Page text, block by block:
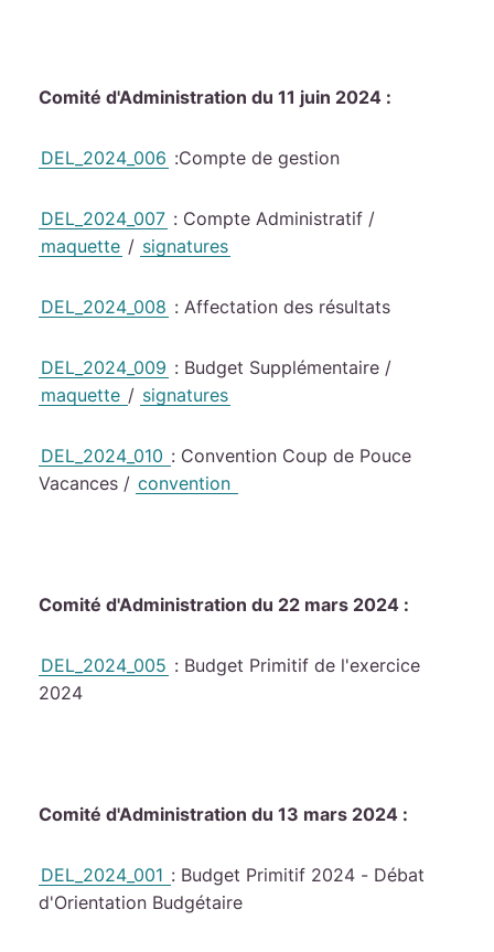
Comité d'Administration du 11 juin 2024 :
DEL_2024_006 :Compte de gestion
DEL_2024_007 : Compte Administratif /
maquette / signatures
DEL_2024_008 : Affectation des résultats
DEL_2024_009 : Budget Supplémentaire /
maquette / signatures
DEL_2024_010 : Convention Coup de Pouce
Vacances / convention
Comité d'Administration du 22 mars 2024 :
DEL_2024_005 : Budget Primitif de l'exercice
2024
Comité d'Administration du 13 mars 2024 :
DEL_2024_001 : Budget Primitif 2024 - Débat
d'Orientation Budgétaire